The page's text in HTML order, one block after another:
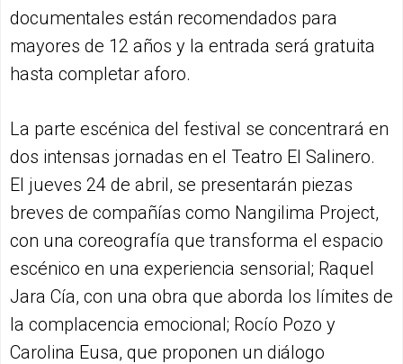
documentales están recomendados para
mayores de 12 años y la entrada será gratuita
hasta completar aforo.
La parte escénica del festival se concentrará en
dos intensas jornadas en el Teatro El Salinero.
El jueves 24 de abril, se presentarán piezas
breves de compañías como Nangilima Project,
con una coreografía que transforma el espacio
escénico en una experiencia sensorial; Raquel
Jara Cía, con una obra que aborda los límites de
la complacencia emocional; Rocío Pozo y
Carolina Eusa, que proponen un diálogo